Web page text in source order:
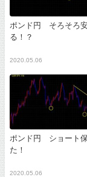
ポンド円 そろそろ
る！？
2020.05.06
ポンド円 ショート
た！
2020.05.06